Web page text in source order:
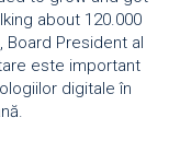
about 120.000
, Board President al
este important
digitale în